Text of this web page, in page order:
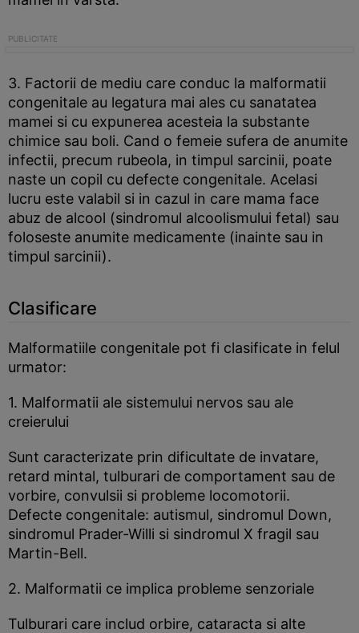
3. Factorii de mediu care conduc la malformatii
congenitale au legatura mai ales cu sanatatea
mamei si cu expunerea acesteia la substante
chimice sau boli. Cand o femeie sufera de anumite
infectii, precum rubeola, in timpul sarcinii, poate
naste un copil cu defecte congenitale. Acelasi
lucru este valabil si in cazul in care mama face
abuz de alcool (sindromul alcoolismului fetal) sau
foloseste anumite medicamente (inainte sau in
timpul sarcinii).
Clasificare
Malformatiile congenitale pot fi clasificate in felul
urmator:
1. Malformatii ale sistemului nervos sau ale
creierului
Sunt caracterizate prin dificultate de invatare,
retard mintal, tulburari de comportament sau de
vorbire, convulsii si probleme locomotorii.
Defecte congenitale: autismul, sindromul Down,
sindromul Prader-Willi si sindromul X fragil sau
Martin-Bell.
2. Malformatii ce implica probleme senzoriale
Tulburari care includ orbire, cataracta si alte